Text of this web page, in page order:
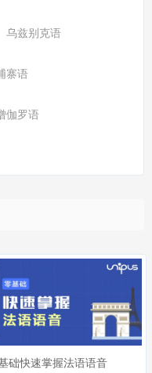
乌兹别克语
寨语
伽罗语
础快速掌握法语语音